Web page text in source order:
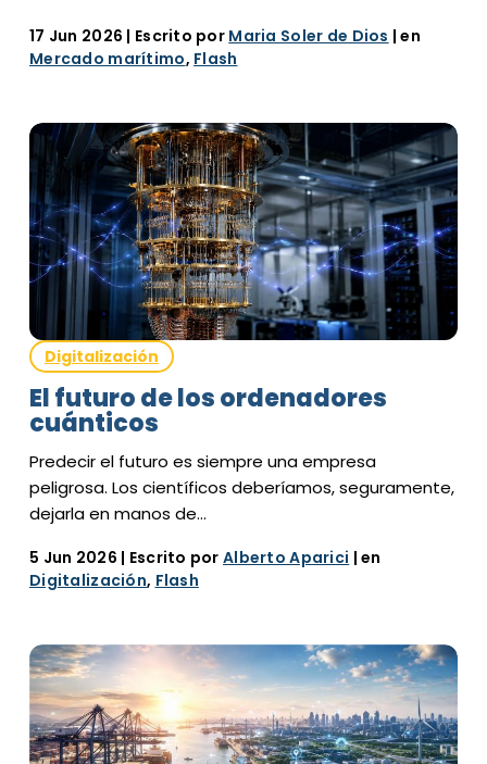
17 Jun 2026 | Escrito por Maria Soler de Dios | en
Mercado marítimo, Flash
Digitalización
El futuro de los ordenadores
cuánticos
Predecir el futuro es siempre una empresa
peligrosa. Los científicos deberíamos, seguramente,
dejarla en manos de…
5 Jun 2026 | Escrito porAlberto Aparici | en
Digitalización, Flash